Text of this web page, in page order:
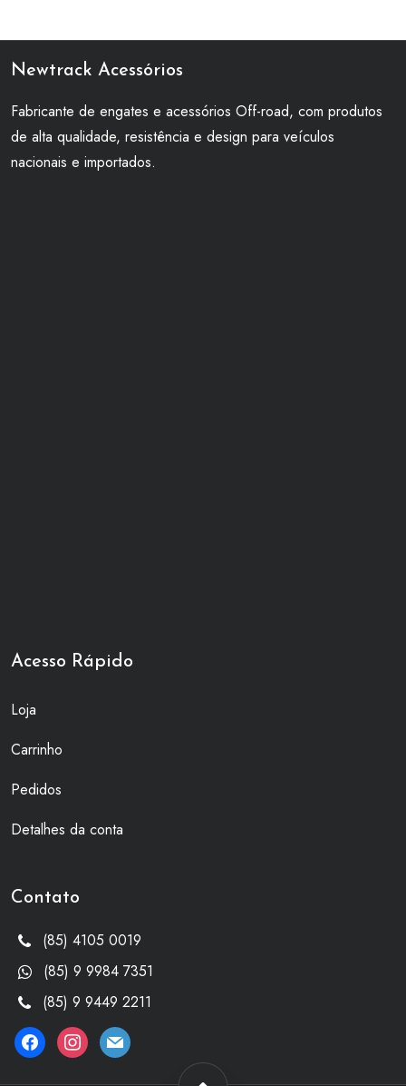
Newtrack Acessórios
Fabricante de engates e acessórios Off-road, com produtos
de alta qualidade, resistência e design para veículos
nacionais e importados.
Acesso Rápido
Loja
Carrinho
Pedidos
Detalhes da conta
Contato
(85) 4105 0019
(85) 9 9984 7351
(85) 9 9449 2211
facebookinstagram
mail